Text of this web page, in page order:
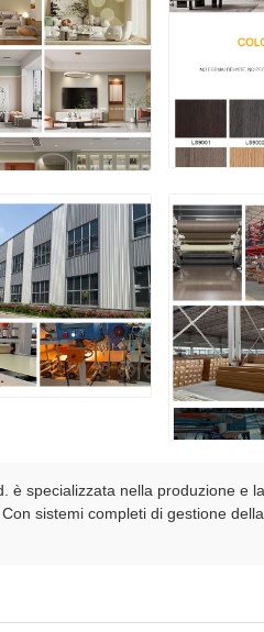
è specializzata nella produzione
sistemi completi di gestione